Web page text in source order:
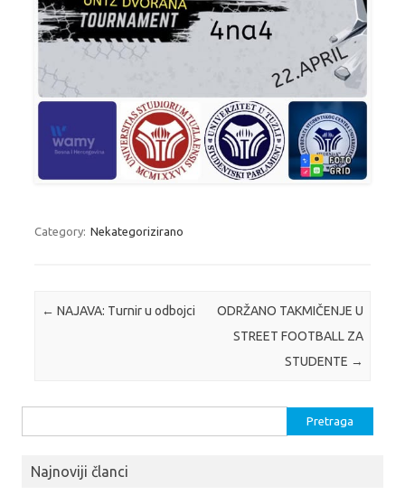
Category: Nekategorizirano
Post navigation
← NAJAVA: Turnir u odbojci
ODRŽANO TAKMIČENJE U
STREET FOOTBALL ZA
STUDENTE →
Najnoviji članci